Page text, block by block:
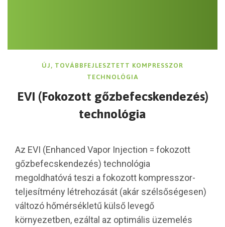
ÚJ, TOVÁBBFEJLESZTETT KOMPRESSZOR
TECHNOLÓGIA
EVI (Fokozott gőzbefecskendezés)
technológia
Az EVI (Enhanced Vapor Injection = fokozott
gőzbefecskendezés) technológia
megoldhatóvá teszi a fokozott kompresszor-
teljesítmény létrehozását (akár szélsőségesen)
változó hőmérsékletű külső levegő
környezetben, ezáltal az optimális üzemelés